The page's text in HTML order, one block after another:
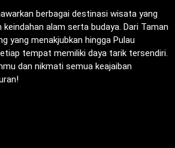
berbagai destinasi wisata yang
keindahan alam serta budaya. Dari Taman
yang menakjubkan hingga Pulau
tempat memiliki daya tarik tersendiri.
dan nikmati semua keajaiban